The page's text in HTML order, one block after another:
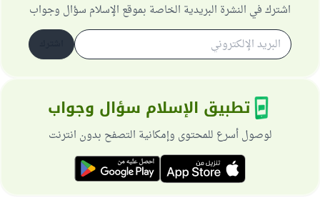
اشترك في النشرة البريدية الخاصة بموقع الإسلام سؤال وجواب
تطبيق الإسلام سؤال وجواب
لوصول أسرع للمحتوى وإمكانية التصفح بدون انترنت